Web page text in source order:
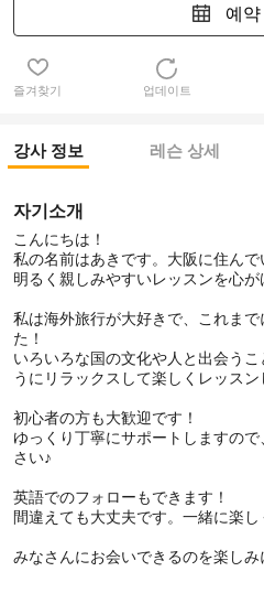
예
즐겨찾기 업데이트
강사 정보 레슨 상세
자기소개
こんにちは！
私の名前はあきです。大阪に住んで
明るく親しみやすいレッスンを心が
私は海外旅行が大好きで、これま
た！
いろいろな国の文化や人と出会う
うにリラックスして楽しくレッスン
初心者の方も大歓迎です！
ゆっくり丁寧にサポートしますの
さい♪
英語でのフォローもできます！
間違えても大丈夫です。一緒に楽し
みなさんにお会いできるのを楽しみ